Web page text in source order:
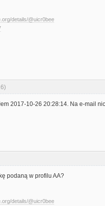
details/@uicr0bee
2017-10-26 20:28:14. Na e-mail
podaną w profilu AA?
details/@uicr0bee